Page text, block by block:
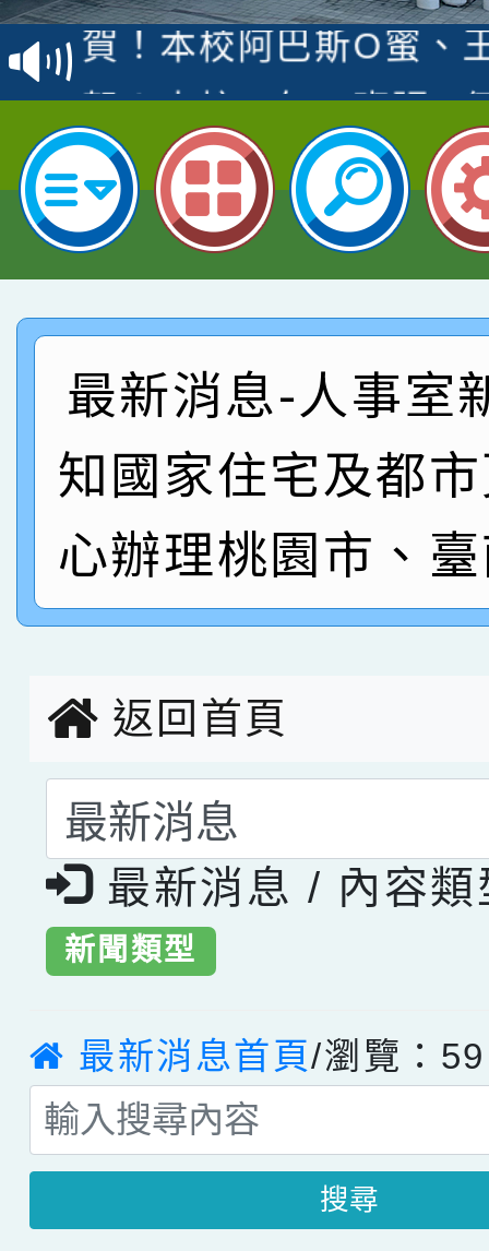
賽 洪綺君教師榮獲社
名
賀！本校阿巴斯O蜜、
倩參加桃園市科展 國
名 指導老師王老師、
賀！本校四年二班張O
園市英語競賽國小朗讀
指導老師林老師
賀！本校參加桃園市中
賽 劉文瑛教師榮獲教
臺灣台語-第二名
賀！本校參與2026世
市賽榮獲科學小創客佳
創客第三名。
賀！本校參加桃園市中
賽 洪綺君教師榮獲社
名
賀！本校阿巴斯O蜜、
倩參加桃園市科展 國
名 指導老師王老師、
賀！本校四年二班張O
園市英語競賽國小朗讀
指導老師林老師
賀！本校參加桃園市中
賽 劉文瑛教師榮獲教
臺灣台語-第二名
賀！本校參與2026世
最新消息-人事室
知國家住宅及都
心辦理桃園市、
返回首頁
選擇後頁面內容會更
最新消息 / 內容類
新聞類型
最新消息首頁/瀏覽：59
搜尋